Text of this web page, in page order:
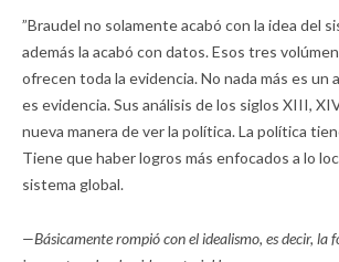
”Braudel no solamente acabó con la idea del
además la acabó con datos. Esos tres
ofrecen toda la evidencia. No nada más es un
es evidencia. Sus análisis de los siglos XIII,
nueva manera de ver la política. La política
Tiene que haber logros más enfocados a lo
sistema global.
—Básicamente rompió con el idealismo, es decir, la